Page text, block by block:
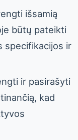
išsamią
būtų pateikti
specifikacijos ir
ir pasirašyti
kad